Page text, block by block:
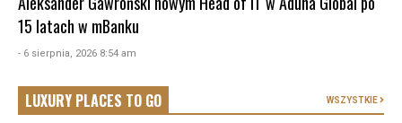
15 latach w mBanku
- 6 sierpnia, 2026 8:54 am
LUXURY PLACES TO GO WSZYSTKIE